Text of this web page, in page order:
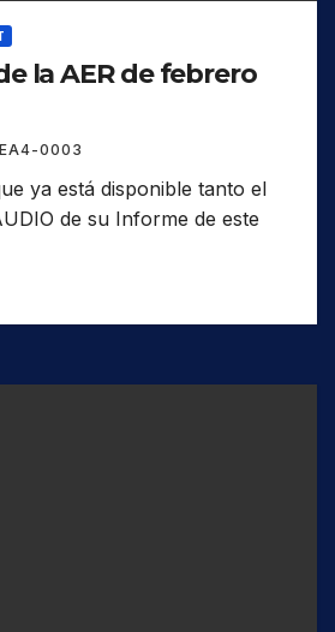
la AER de febrero
EA4-0003
ya está disponible tanto el
de su Informe de este